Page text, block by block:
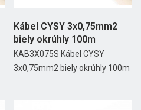
Kábel CYSY 3x0,75mm2
biely okrúhly 100m
KAB3X075S Kábel CYSY
3x0,75mm2 biely okrúhly 100m